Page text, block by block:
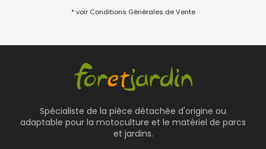
* voir Conditions Générales de Vente
Spécialiste de la pièce détachée d'origine ou
adaptable pour la motoculture et le matériel de parcs
et jardins.